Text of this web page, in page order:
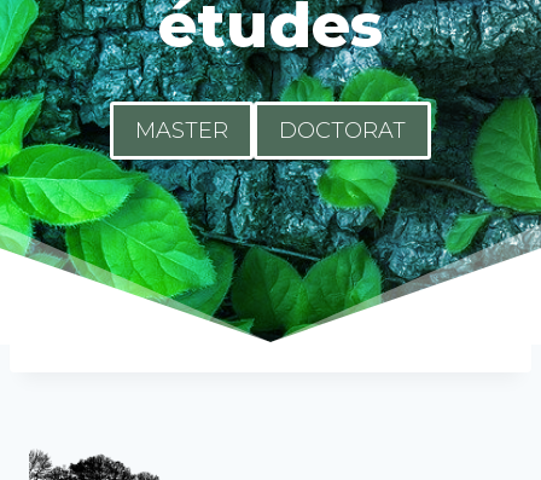
études
MASTER DOCTORAT